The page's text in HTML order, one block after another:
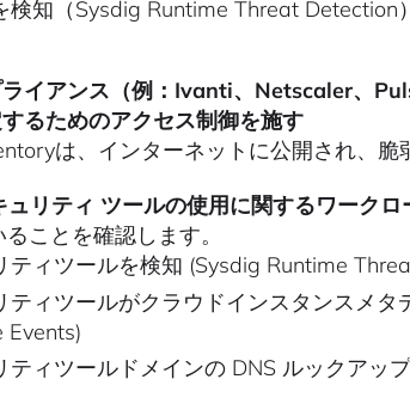
検知（Sysdig Runtime Threat Detection）
イアンス（例：Ivanti、Netscaler、
るためのアクセス制御を施す
は、インターネットに公開され、脆
リティ ツールの使用に関するワークロ
ことを確認します。
ティツールを検知 (Sysdig Runtime
ティツールがクラウドインスタンスメ
Events)
ティツールドメインの DNS ルックアッ